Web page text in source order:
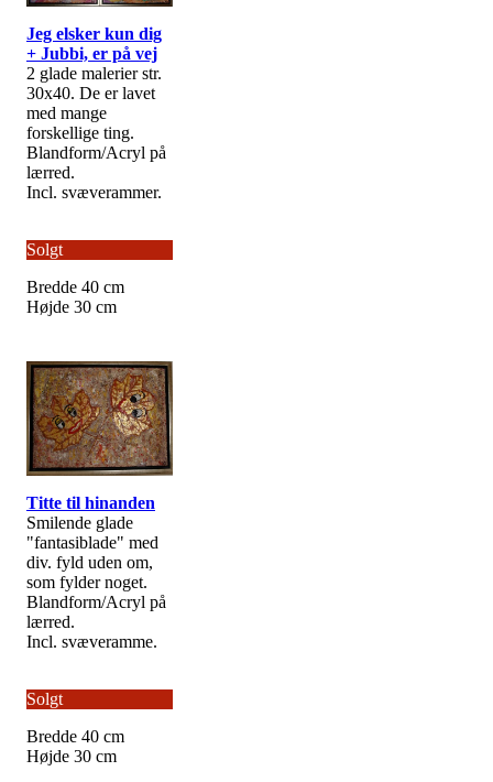
Jeg elsker kun dig
+ Jubbi, er på vej
2 glade malerier str.
30x40. De er lavet
med mange
forskellige ting.
Blandform/Acryl på
lærred.
Incl. svæverammer.
Solgt
Bredde 40 cm
Højde 30 cm
Titte til hinanden
Smilende glade
"fantasiblade" med
div. fyld uden om,
som fylder noget.
Blandform/Acryl på
lærred.
Incl. svæveramme.
Solgt
Bredde 40 cm
Højde 30 cm